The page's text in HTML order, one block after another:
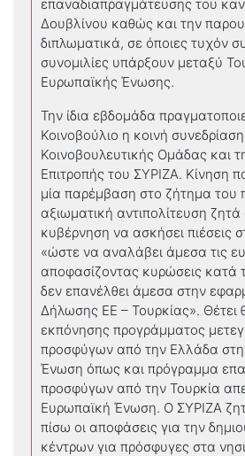
επαναδιαπραγμάτευσης του
Δουβλίνου καθώς και την
διπλωματικά, σε όποιες τυχόν
συνομιλίες υπάρξουν μεταξύ
Ευρωπαϊκής Ένωσης.
Την ίδια εβδομάδα
Κοινοβούλιο η κοινή
Κοινοβουλευτικής Ομάδας και
Επιτροπής του ΣΥΡΙΖΑ. Κίνηση
μία παρέμβαση στο ζήτημα του
αξιωματική αντιπολίτευση
κυβέρνηση να ασκήσει πιέσεις
«ώστε να αναλάβει άμεσα τις
αποφασίζοντας κυρώσεις κατά
δεν επανέλθει άμεσα στην
Δήλωσης ΕΕ – Τουρκίας». Θέτει
εκπόνησης προγράμματος
προσφύγων από την Ελλάδα
Ένωση όπως και πρόγραμμα
προσφύγων από την Τουρκία
Ευρωπαϊκή Ένωση. Ο ΣΥΡΙΖΑ
πίσω οι αποφάσεις για την
κέντρων για πρόσφυγες στα